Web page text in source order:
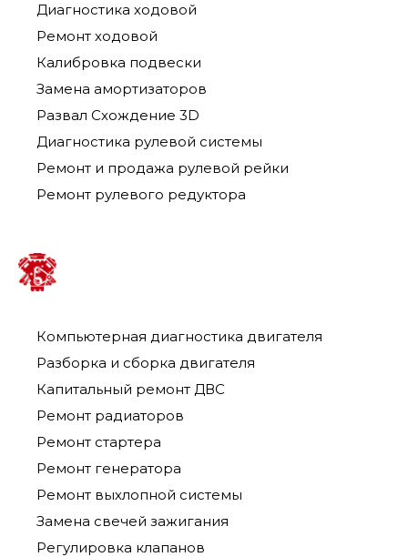
Диагностика ходовой
Ремонт ходовой
Калибровка подвески
Замена амортизаторов
Развал Схождение 3D
Диагностика рулевой системы
Ремонт и продажа рулевой рейки
Ремонт рулевого редуктора
Компьютерная диагностика двигателя
Разборка и сборка двигателя
Капитальный ремонт ДВС
Ремонт радиаторов
Ремонт стартера
Ремонт генератора
Ремонт выхлопной системы
Замена свечей зажигания
Регулировка клапанов